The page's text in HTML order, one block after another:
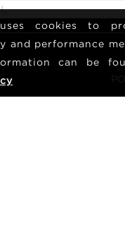
cookies to
and performance
can be